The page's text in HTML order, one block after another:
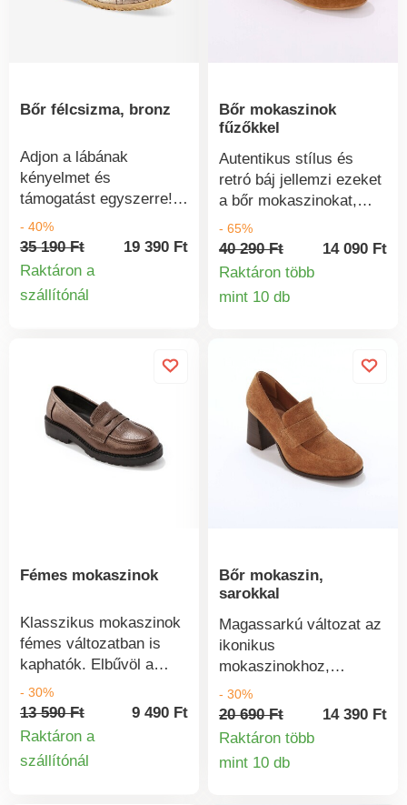
mindenképpen áztassa
Bőr félcsizma, bronz
Adjon a lábának
kényelmet és
támogatást egyszerre!
Csattal, amely
tökéletesen illeszkedik a
lábra. Rugalmas, kiváló
- hosszú éveken át
kezelheti, amelyet egy
vattakorongra kenve
alkalmaz, szintén
figyeljen az
impregnálásra.
- 40%
35 190 Ft
19 390 Ft
Raktáron a
szállítónál
Termékinformációk
Bőr mokaszinok
fűzőkkel
Autentikus stílus és
retró báj jellemzi ezeket
a bőr mokaszinokat,
melyeket öröm viselni.
Valódi bőrből készültek.
Habszivacs talpbetét a
talpbetét. Fűzők és
Masszív sarok.
Csúszásgátló talp. Ezek
a cipők Leather Working
Group tanúsítvánnyal
rendelkező bőrgyárakból
származó bőrből
készültek, amelyek
kevesebb víz- és
energiafelhasználással.
- 65%
40 290 Ft
14 090 Ft
Raktáron több
mint 10 db
Fémes mokaszinok
Klasszikus mokaszinok
fémes változatban is
kaphatók. Elbűvöl a
könnyű felhelyezés és a
szögletes sarok, amely
néhány centiméterrel
elegánsan
- 30%
13 590 Ft
9 490 Ft
Raktáron a
szállítónál
Termékinformációk
Bőr mokaszin,
sarokkal
Magassarkú változat az
ikonikus
mokaszinokhoz,
ráadásul kiváló
minőségű bőrből. Bőr
kivitel. Kivágás a
nyelven. Szilárd
- 30%
20 690 Ft
14 390 Ft
Raktáron több
mint 10 db